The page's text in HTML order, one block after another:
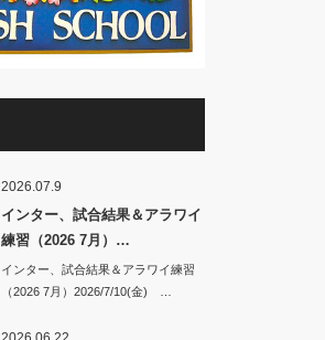
2026.07.9
インター、試合結果＆アラワイ
練習（2026 7月）…
インター、試合結果＆アラワイ練習
（2026 7月）2026/7/10(金) …